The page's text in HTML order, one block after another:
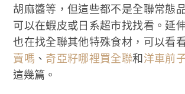
胡麻醬等，但這些都不是全聯常態
可以在蝦皮或日系超市找找看。延
也在找全聯其他特殊食材，可以看
賣嗎 、 奇亞籽哪裡買全聯和 洋車前
這幾篇。